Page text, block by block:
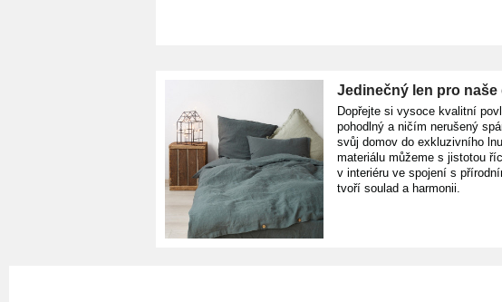
Jedinečný len pro naše
Dopřejte si vysoce kvalitní
pohodlný a ničím nerušený
svůj domov do exkluzivního
materiálu můžeme s jistotou
v interiéru ve spojení s
tvoří soulad a harmonii.